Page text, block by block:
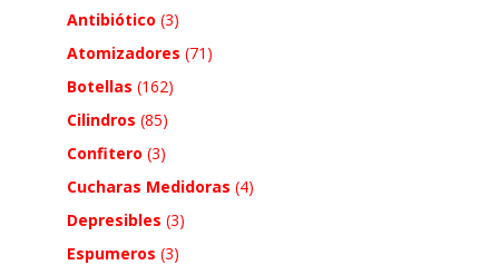
Antibiótico (3)
Atomizadores (71)
Botellas (162)
Cilindros (85)
Confitero (3)
Cucharas Medidoras (4)
Depresibles (3)
Espumeros (3)